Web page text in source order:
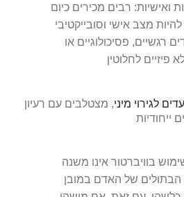
ואישיות: רבים מכירים כיום
מצב אישי וסובייקטיבי
רגשיים, פסיכולוגיים או
לגירוי מיני, מצטלבים עם רעיון
בוויברטור אינו משנה
של האדם במובן